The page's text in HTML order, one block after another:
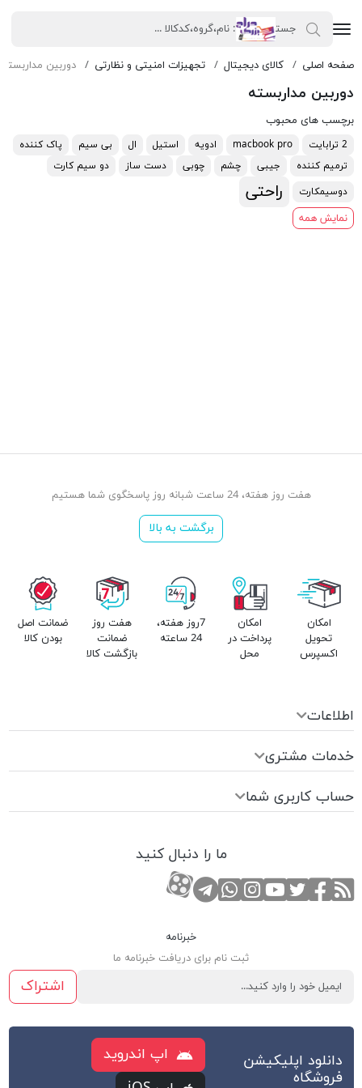
صفحه اصلی کالای دیجیتال تجهیزات امنیتی و نظارتی دوربین مداربسته
دوربین مداربسته
برچسب های محبوب
2 ترابایت macbook pro ادویه استیل ال بی سیم
پاک کننده
ترمیم کننده
جیبی چشم چوبی دست ساز
دو سیم کارت
دوسیمکارت
راحتی
نمایش همه
هفت روز هفته، 24 ساعت شبانه روز پاسخگوی شما هستیم
برگشت به بالا
امکان
تحویل
اکسپرس
امکان
پرداخت در
محل
7روز هفته،
24 ساعته
هفت روز
ضمانت
بازگشت کالا
ضمانت اصل
بودن کالا
اطلاعات
خدمات مشتری
حساب کاربری شما
ما را دنبال کنید
RSSصفحه فیسبوک
صفحه تویتر
کانال یوتوب
صفحه اینستاگرام
تماس با واتس اپ
کانال تلگرام
کانال آپارات
خبرنامه
ثبت نام برای دریافت خبرنامه ما
اشتراک
دانلود اپلیکیشن
فروشگاه
اپ اندروید